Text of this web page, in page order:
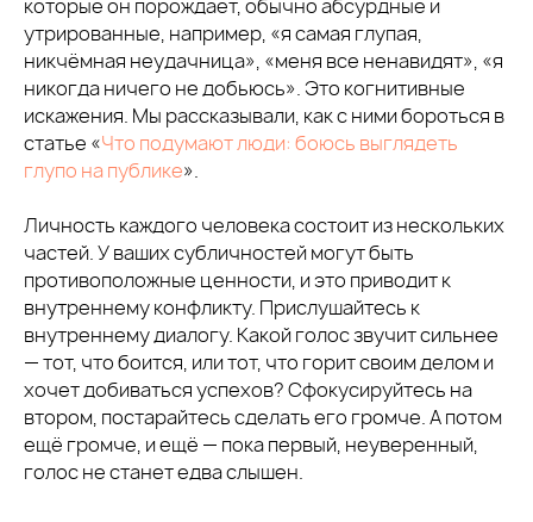
которые он порождает, обычно абсурдные и
утрированные, например, «я самая глупая,
никчёмная неудачница», «меня все ненавидят», «я
никогда ничего не добьюсь». Это когнитивные
искажения. Мы рассказывали, как с ними бороться в
статье «Что подумают люди: боюсь выглядеть
глупо на публике».
Личность каждого человека состоит из нескольких
частей. У ваших субличностей могут быть
противоположные ценности, и это приводит к
внутреннему конфликту. Прислушайтесь к
внутреннему диалогу. Какой голос звучит сильнее
— тот, что боится, или тот, что горит своим делом и
хочет добиваться успехов? Сфокусируйтесь на
втором, постарайтесь сделать его громче. А потом
ещё громче, и ещё — пока первый, неуверенный,
голос не станет едва слышен.